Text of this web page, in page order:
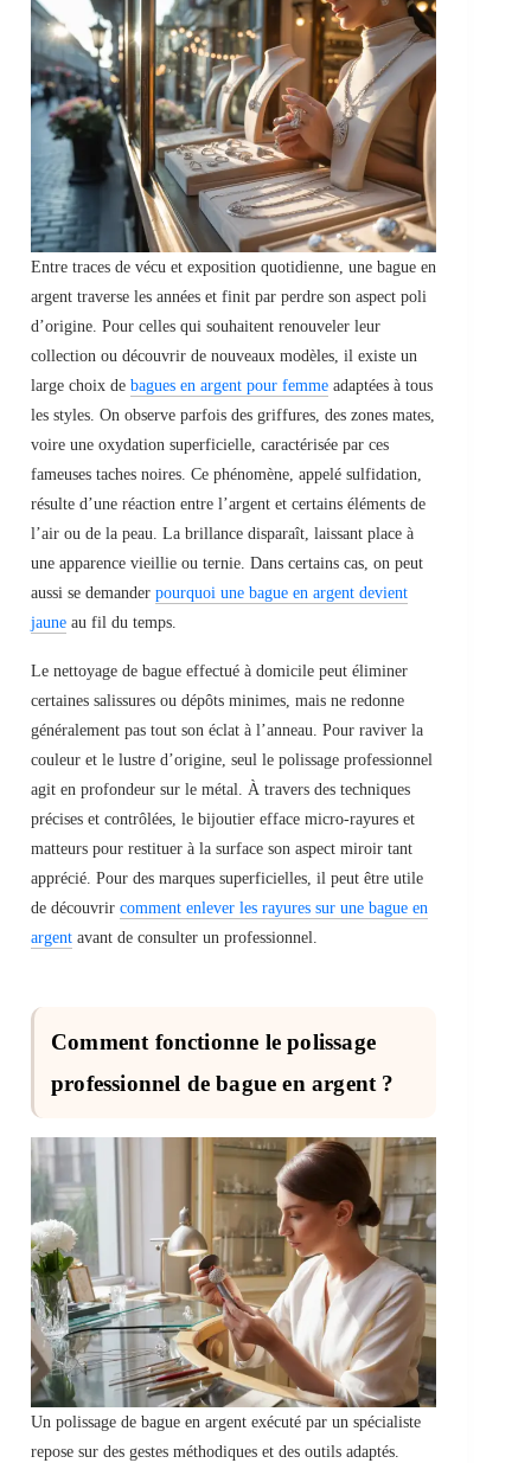
Entre traces de vécu et exposition quotidienne, une bague en
argent traverse les années et finit par perdre son aspect poli
d’origine. Pour celles qui souhaitent renouveler leur
collection ou découvrir de nouveaux modèles, il existe un
large choix de bagues en argent pour femme adaptées à tous
les styles. On observe parfois des griffures, des zones mates,
voire une oxydation superficielle, caractérisée par ces
fameuses taches noires. Ce phénomène, appelé sulfidation,
résulte d’une réaction entre l’argent et certains éléments de
l’air ou de la peau. La brillance disparaît, laissant place à
une apparence vieillie ou ternie. Dans certains cas, on peut
aussi se demander pourquoi une bague en argent devient
jaune au fil du temps.
Le nettoyage de bague effectué à domicile peut éliminer
certaines salissures ou dépôts minimes, mais ne redonne
généralement pas tout son éclat à l’anneau. Pour raviver la
couleur et le lustre d’origine, seul le polissage professionnel
agit en profondeur sur le métal. À travers des techniques
précises et contrôlées, le bijoutier efface micro-rayures et
matteurs pour restituer à la surface son aspect miroir tant
apprécié. Pour des marques superficielles, il peut être utile
de découvrir comment enlever les rayures sur une bague en
argent avant de consulter un professionnel.
Comment fonctionne le polissage
professionnel de bague en argent ?
Un polissage de bague en argent exécuté par un spécialiste
repose sur des gestes méthodiques et des outils adaptés.